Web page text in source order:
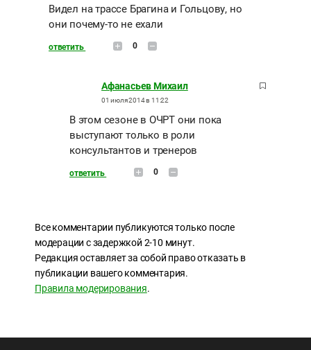
Видел на трассе Брагина и Гольцову, но
они почему-то не ехали
ответить 0
Афанасьев Михаил
01 июля 2014 в 11:22
В этом сезоне в ОЧРТ они пока
выступают только в роли
консультантов и тренеров
ответить 0
Все комментарии публикуются только после
модерации с задержкой 2-10 минут.
Редакция оставляет за собой право отказать в
публикации вашего комментария.
Правила модерирования.